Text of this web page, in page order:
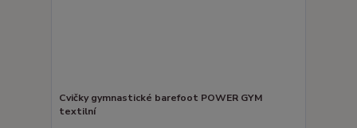
Cvičky gymnastické barefoot POWER GYM
textilní